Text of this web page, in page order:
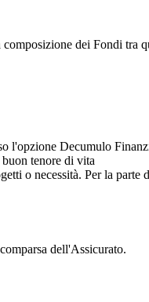
dei Fondi tra
l'opzione Decumulo
tenore di vita
o necessità. Per la parte
dell'Assicurato.